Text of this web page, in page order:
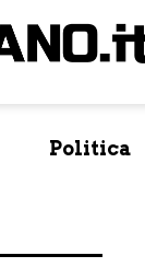
Politica